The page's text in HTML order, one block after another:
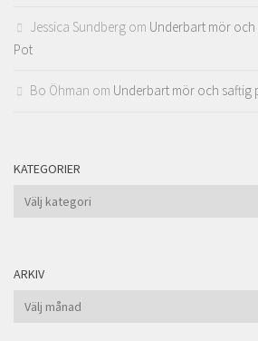
Jessica Sundberg om Underbart mör
Pot
Bo Öhman om Underbart mör och saftig
KATEGORIER
Kategorier
ARKIV
Arkiv